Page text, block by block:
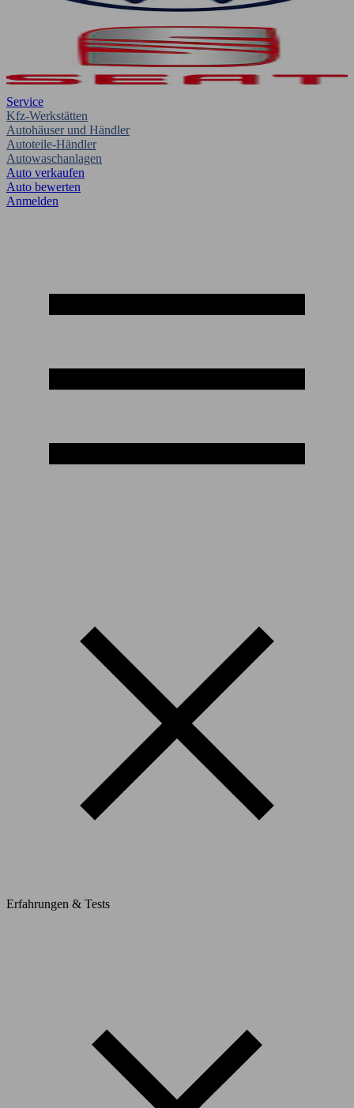
Service
Kfz-Werkstätten
Autohäuser und Händler
Autoteile-Händler
Autowaschanlagen
Auto verkaufen
Auto bewerten
Anmelden
Erfahrungen & Tests